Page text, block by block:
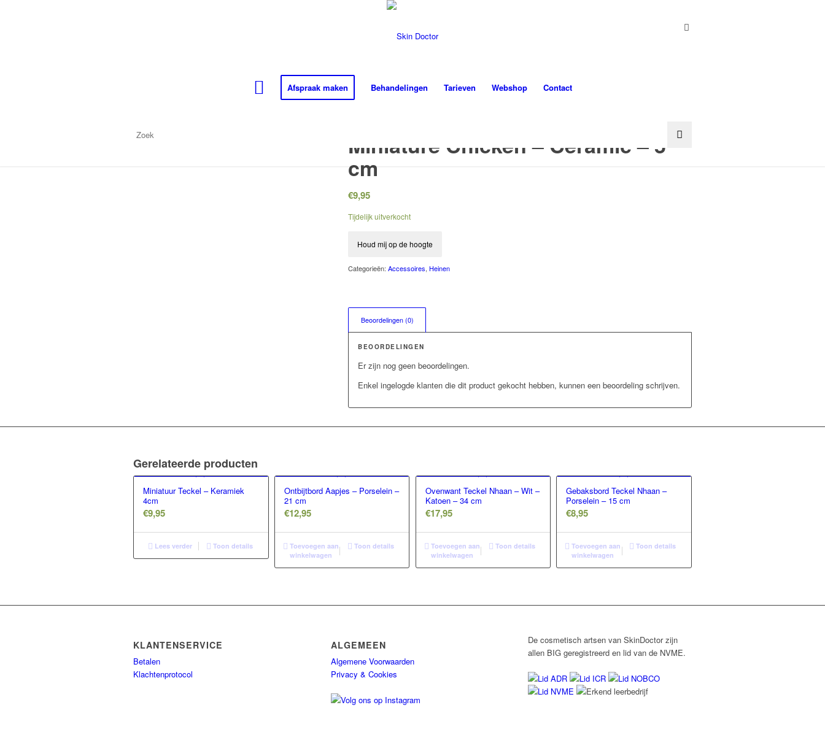
Afspraak maken Behandelingen Tarieven Webshop Contact
Miniature Chicken – Ceramic – 5
cm
€9,95
Tijdelijk uitverkocht
Houd mij op de hoogte
Categorieën:Accessoires, Heinen
Beoordelingen (0)
BEOORDELINGEN
Er zijn nog geen beoordelingen.
Enkel ingelogde klanten die dit product gekocht hebben, kunnen een beoordeling schrijven.
Gerelateerde producten
Miniatuur Teckel – Keramiek
4cm
€9,95
Lees verder Toon details
Ontbijtbord Aapjes – Porselein –
21 cm
€12,95
Toevoegen aan
winkelwagen
Toon details
Ovenwant Teckel Nhaan – Wit –
Katoen – 34 cm
€17,95
Toevoegen aan
winkelwagen
Toon details
Gebaksbord Teckel Nhaan –
Porselein – 15 cm
€8,95
Toevoegen aan
winkelwagen
Toon details
KLANTENSERVICE
Betalen
Klachtenprotocol
ALGEMEEN
Algemene Voorwaarden
Privacy & Cookies
De cosmetisch artsen van SkinDoctor zijn
allen BIG geregistreerd en lid van de NVME.